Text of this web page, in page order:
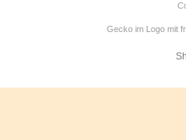
Gecko im Logo mit